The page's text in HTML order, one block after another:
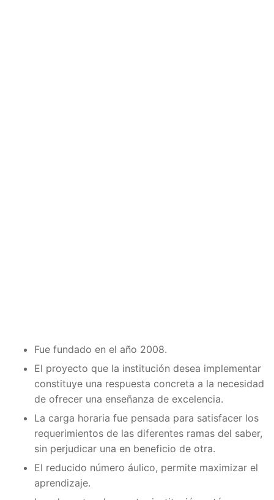
Fue fundado en el año 2008.
El proyecto que la institución desea implementar
constituye una respuesta concreta a la necesidad
de ofrecer una enseñanza de excelencia.
La carga horaria fue pensada para satisfacer los
requerimientos de las diferentes ramas del saber,
sin perjudicar una en beneficio de otra.
El reducido número áulico, permite maximizar el
aprendizaje.